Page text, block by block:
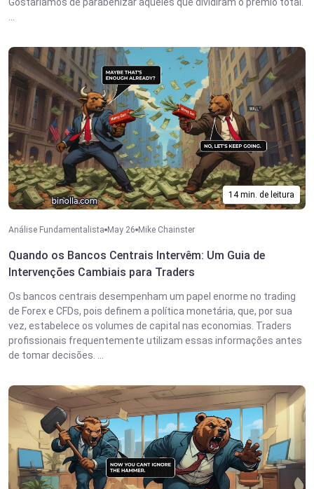
14 min. de leitura
Análise Fundamentalista May 26 Mike Chainster
Quando os Bancos Centrais Intervêm: Um Guia de
Intervenções Cambiais para Traders
Os bancos centrais desempenham um papel enorme no trading
de Forex e CFDs, pois definem a política monetária, que, por sua
vez, estabelece os volumes de capital nas economias. Traders
profissionais frequentemente utilizam essas informações antes
de tomar decisões. ...